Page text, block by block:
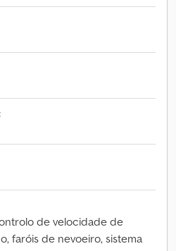
de velocidade de
faróis de nevoeiro, sistema